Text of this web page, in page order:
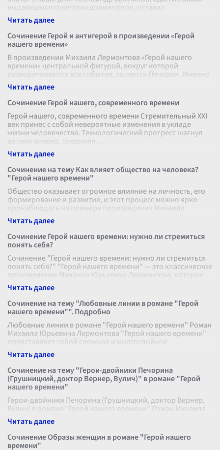
выдающихся советских драматургов, оставил
значительное наследие в литера
Сочинение Герой и антигерой в произведении «Герой
нашего времени»
В произведении Михаила Лермонтова «Герой нашего
времени» центральной фигурой, вокруг которой
разворачиваются все события, является Печорин. Именно
через его образ автор стремится р
Сочинение Герой нашего, современного времени
Герой нашего, современного времени Стремительный XXI
век принес с собой невероятные изменения в укладе
жизни человечества. Технологический прогресс шагнул
далеко вперед, соединяя
Сочинение на тему Как влияет общество на человека?
"Герой нашего времени"
Общество оказывает огромное влияние на личность, его
формирование и развитие, и этот процесс можно ярко
пронаблюдать на примере произведения Михаила
Юрьевича Лермонтова "Герой наше
Сочинение Герой нашего времени: нужно ли стремиться
понять себя?
Сочинение "Герой нашего времени: нужно ли стремиться
понять себя?" "Герой нашего времени" — это классическое
произведение Михаила Юрьевича Лермонтова, которое
погружает читателей
Сочинение на тему "Любовные линии в романе "Герой
нашего времени"". Подробно
Любовные линии в романе "Герой нашего времени" Роман
Михаила Юрьевича Лермонтова "Герой нашего времени"
представляет собой сложное и многослойное
произведение, в котором переплета
Сочинение на тему "Герои-двойники Печорина
(Грушницкий, доктор Вернер, Вулич)" в романе "Герой
нашего времени"
Герои-двойники Печорина (Грушницкий, доктор Вернер,
Вулич) в романе "Герой нашего времени" Роман Михаила
Лермонтова "Герой нашего времени" являет собой
выдающуюся иллюстрацию слож
Сочинение Образы женщин в романе "Герой нашего
времени"